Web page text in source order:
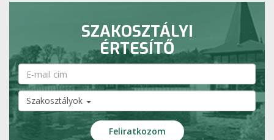
SZAKOSZTÁLYI
ÉRTESÍTŐ
Szakosztályok